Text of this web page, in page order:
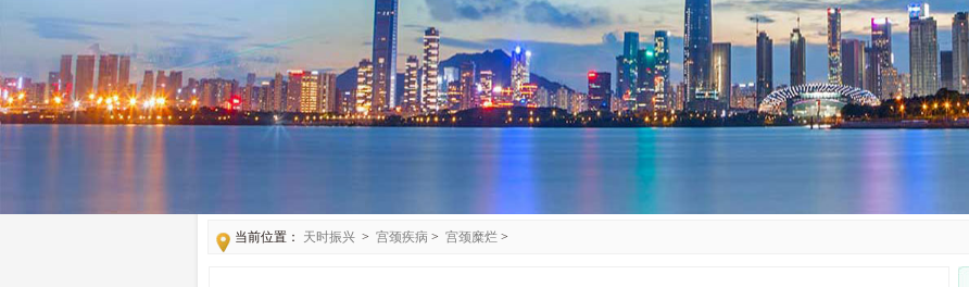
当前位置： 天时振兴 > 宫颈疾病 > 宫颈糜烂 >